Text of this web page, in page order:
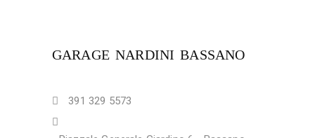
GARAGE NARDINI BASSANO
391 329 5573